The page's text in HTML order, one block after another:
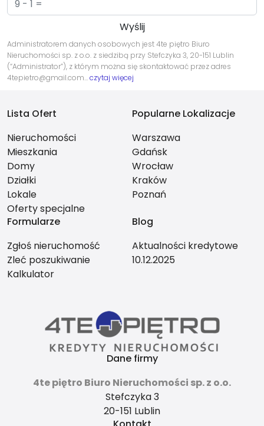
Administratorem danych osobowych jest 4te piętro Biuro
Nieruchomości sp. z o.o. z siedzibą przy Stefczyka 3, 20-151 Lublin
(“Administrator”), z którym można się skontaktować przez adres
4tepietro@gmail.com…czytaj więcej
Lista Ofert
Nieruchomości
Mieszkania
Domy
Działki
Lokale
Oferty specjalne
Popularne Lokalizacje
Warszawa
Gdańsk
Wrocław
Kraków
Poznań
Formularze
Zgłoś nieruchomość
Zleć poszukiwanie
Kalkulator
Blog
Aktualności kredytowe
10.12.2025
Dane firmy
4te piętro Biuro Nieruchomości sp. z o.o.
Stefczyka 3
20-151 Lublin